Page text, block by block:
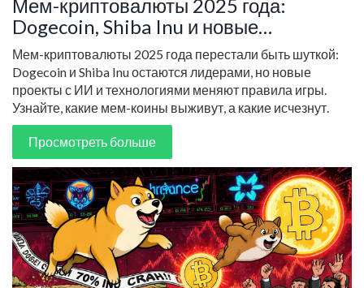
Мем-криптовалюты 2025 года:
Dogecoin, Shiba Inu и новые
конкуренты
Мем-криптовалюты 2025 года перестали быть шуткой:
Dogecoin и Shiba Inu остаются лидерами, но новые
проекты с ИИ и технологиями меняют правила игры.
Узнайте, какие мем-коины выживут, а какие исчезнут.
Просмотреть больше